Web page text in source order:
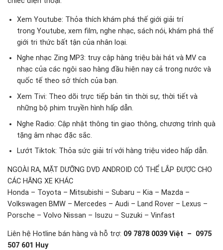
Xem Youtube: Thỏa thích khám phá thế giới giải trí
trong Youtube, xem film, nghe nhạc, sách nói, khám phá thế
giới tri thức bất tận của nhân loại.
Nghe nhạc Zing MP3: truy cập hàng triệu bài hát và MV ca
nhạc của các ngôi sao hàng đầu hiện nay cả trong nước và
quốc tế theo sở thích của bạn.
Xem Tivi: Theo dõi trực tiếp bản tin thời sự, thời tiết và
những bộ phim truyền hình hấp dẫn.
Nghe Radio: Cập nhật thông tin giao thông, chương trình quà
tặng âm nhạc đặc sắc.
Lướt Tiktok: Thỏa sức giải trí với hàng triệu video hấp dẫn.
NGOÀI RA, MẶT DƯỠNG DVD ANDROID CÓ THỂ LẮP ĐƯỢC CHO
CÁC HÃNG XE KHÁC
Honda – Toyota – Mitsubishi – Subaru – Kia – Mazda –
Volkswagen BMW – Mercedes – Audi – Land Rover – Lexus –
Porsche – Volvo Nissan – Isuzu – Suzuki – Vinfast
Liên hệ Hotline bán hàng và hỗ trợ: 09 7878 0039 Việt – 0975
507 601 Huy